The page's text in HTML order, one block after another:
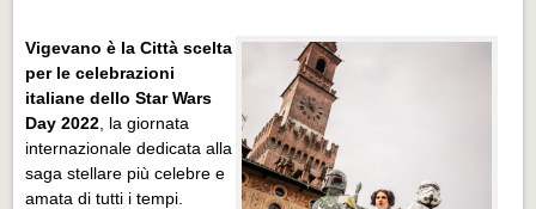
Vigevano è la Città scelta
per le celebrazioni
italiane dello Star Wars
Day 2022 , la giornata
internazionale dedicata alla
saga stellare più celebre e
amata di tutti i tempi.